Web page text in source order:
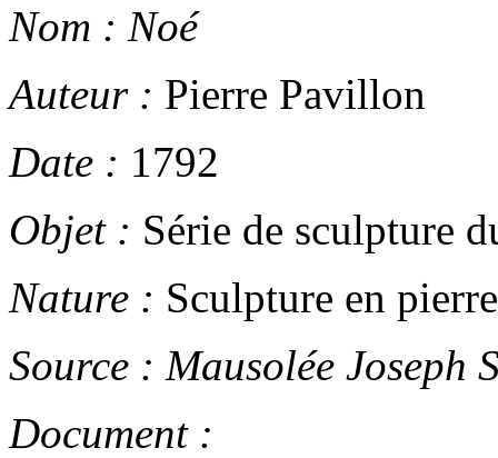
Nom : Noé
Auteur : Pierre Pavillon
Date : 1792
Objet : Série de sculpture
Nature : Sculpture en
Source : Mausolée Joseph
Document :